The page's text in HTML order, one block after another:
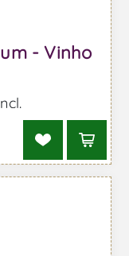
- Vinho